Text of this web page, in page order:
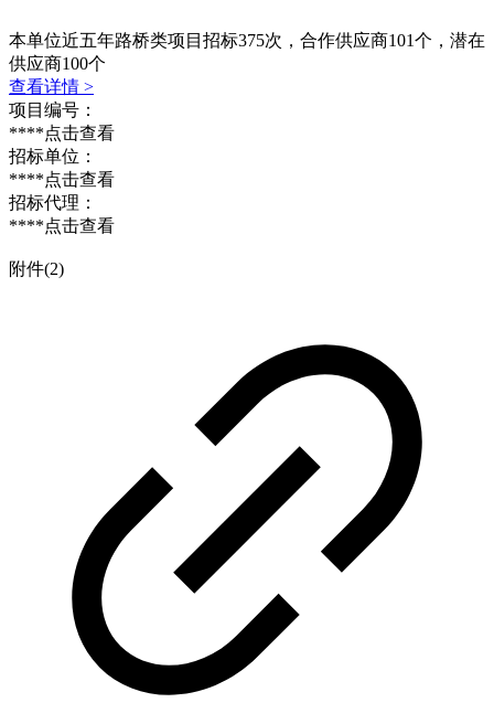
本单位近五年路桥类项目招标375次，合作供应商101个，潜在
供应商100个
查看详情 >
项目编号：
****点击查看
招标单位：
****点击查看
招标代理：
****点击查看
附件(2)